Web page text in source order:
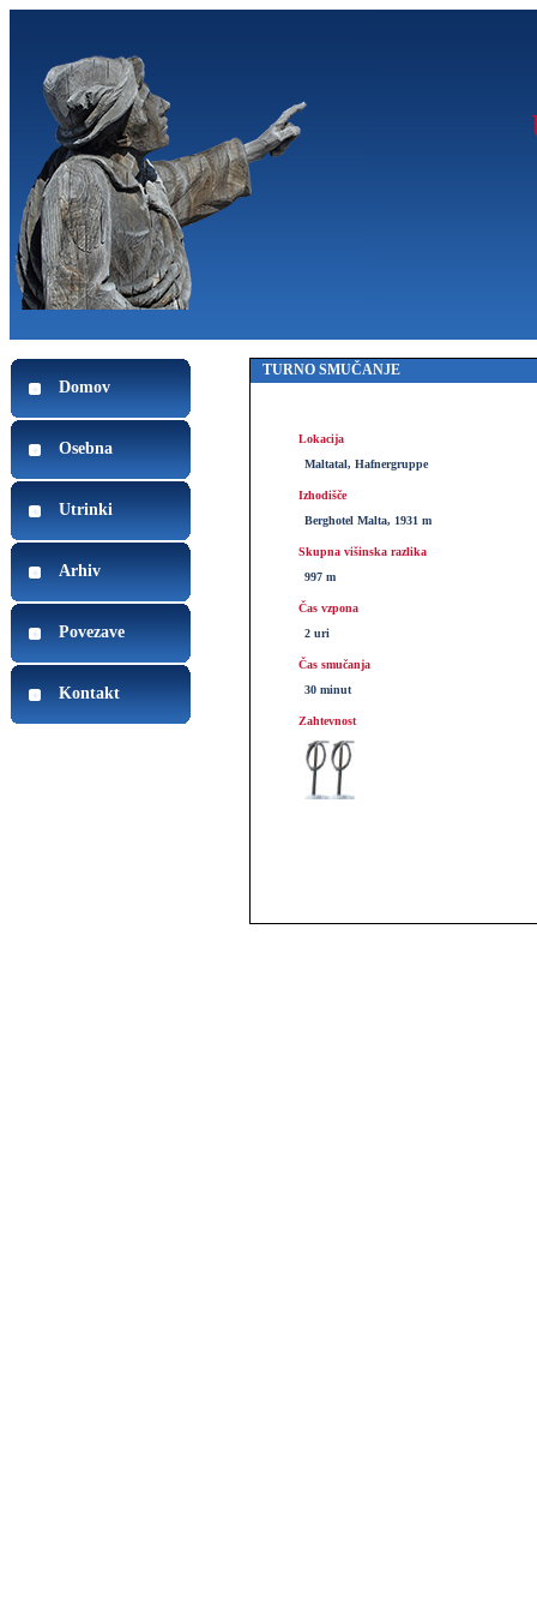
Domov
Osebna
Utrinki
Arhiv
Povezave
Kontakt
TURNO SMUČANJE
Lokacija
Maltatal, Hafnergruppe
Izhodišče
Berghotel Malta, 1931 m
Skupna višinska razlika
997 m
Čas vzpona
2 uri
Čas smučanja
30 minut
Zahtevnost